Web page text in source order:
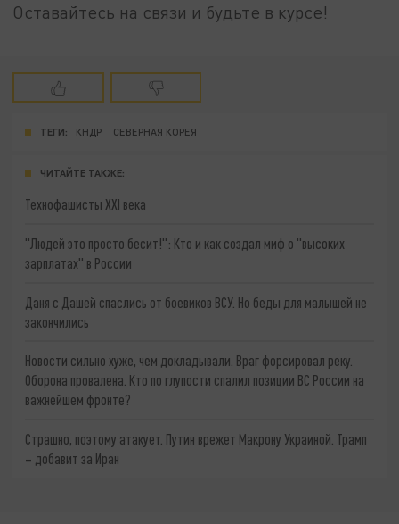
Оставайтесь на связи и будьте в курсе!
ТЕГИ: КНДР СЕВЕРНАЯ КОРЕЯ
ЧИТАЙТЕ ТАКЖЕ:
Технофашисты XXI века
"Людей это просто бесит!": Кто и как создал миф о "высоких
зарплатах" в России
Даня с Дашей спаслись от боевиков ВСУ. Но беды для малышей не
закончились
Новости сильно хуже, чем докладывали. Враг форсировал реку.
Оборона провалена. Кто по глупости спалил позиции ВС России на
важнейшем фронте?
Страшно, поэтому атакует. Путин врежет Макрону Украиной. Трамп
– добавит за Иран